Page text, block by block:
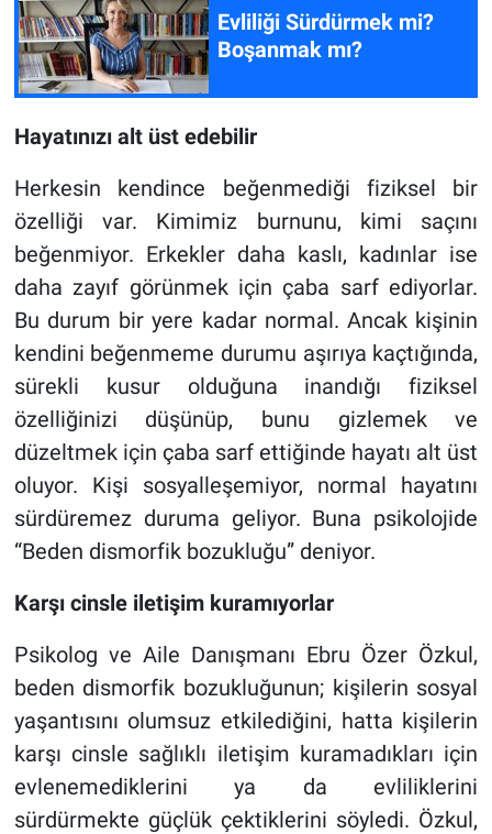
Evliliği Sürdürmek mi?
Boşanmak mı?
Hayatınızı alt üst edebilir
Herkesin kendince beğenmediği fiziksel bir
özelliği var. Kimimiz burnunu, kimi saçını
beğenmiyor. Erkekler daha kaslı, kadınlar ise
daha zayıf görünmek için çaba sarf ediyorlar.
Bu durum bir yere kadar normal. Ancak kişinin
kendini beğenmeme durumu aşırıya kaçtığında,
sürekli kusur olduğuna inandığı fiziksel
özelliğinizi düşünüp, bunu gizlemek ve
düzeltmek için çaba sarf ettiğinde hayatı alt üst
oluyor. Kişi sosyalleşemiyor, normal hayatını
sürdüremez duruma geliyor. Buna psikolojide
“Beden dismorfik bozukluğu” deniyor.
Karşı cinsle iletişim kuramıyorlar
Psikolog ve Aile Danışmanı Ebru Özer Özkul,
beden dismorfik bozukluğunun; kişilerin sosyal
yaşantısını olumsuz etkilediğini, hatta kişilerin
karşı cinsle sağlıklı iletişim kuramadıkları için
evlenemediklerini ya da evliliklerini
sürdürmekte güçlük çektiklerini söyledi. Özkul,